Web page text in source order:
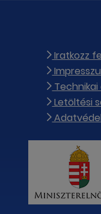
Iratkozz
Letöltési